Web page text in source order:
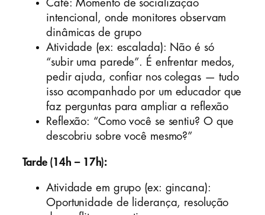
Café: Momento de socialização
intencional, onde monitores observam
dinâmicas de grupo
Atividade (ex: escalada): Não é só
“subir uma parede”. É enfrentar medos,
pedir ajuda, confiar nos colegas — tudo
isso acompanhado por um educador que
faz perguntas para ampliar a reflexão
Reflexão: “Como você se sentiu? O que
descobriu sobre você mesmo?”
Tarde (14h – 17h):
Atividade em grupo (ex: gincana):
Oportunidade de liderança, resolução